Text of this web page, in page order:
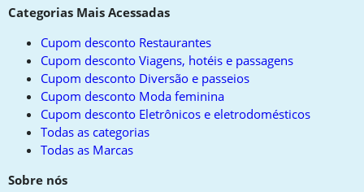
Categorias Mais Acessadas
Cupom desconto Restaurantes
Cupom desconto Viagens, hotéis e passagens
Cupom desconto Diversão e passeios
Cupom desconto Moda feminina
Cupom desconto Eletrônicos e eletrodomésticos
Todas as categorias
Todas as Marcas
Sobre nós